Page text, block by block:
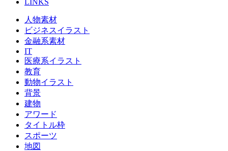
人物素材
ビジネスイラスト
金融系素材
IT
医療系イラスト
教育
動物イラスト
背景
建物
アワード
タイトル枠
スポーツ
地図